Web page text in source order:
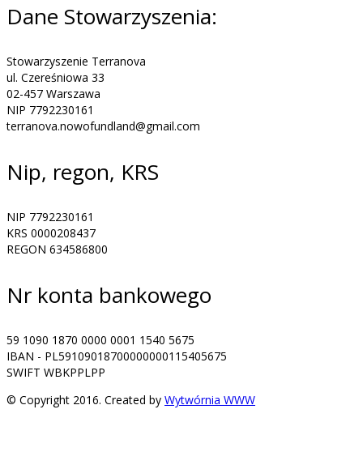
Dane Stowarzyszenia:
Stowarzyszenie Terranova
ul. Czereśniowa 33
02-457 Warszawa
NIP 7792230161
terranova.nowofundland@gmail.com
Nip, regon, KRS
NIP 7792230161
KRS 0000208437
REGON 634586800
Nr konta bankowego
59 1090 1870 0000 0001 1540 5675
IBAN - PL59109018700000000115405675
SWIFT WBKPPLPP
© Copyright 2016. Created by Wytwórnia WWW